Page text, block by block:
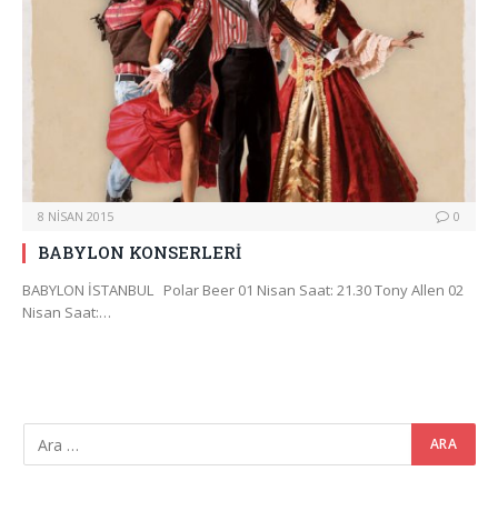
8 NISAN 2015 0
BABYLON KONSERLERİ
BABYLON İSTANBUL Polar Beer 01 Nisan Saat: 21.30 Tony Allen 02
Nisan Saat:…